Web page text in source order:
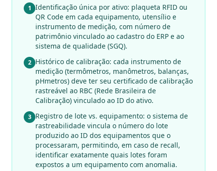
1 Identificação única por ativo: plaqueta RFID ou
QR Code em cada equipamento, utensílio e
instrumento de medição, com número de
patrimônio vinculado ao cadastro do ERP e ao
sistema de qualidade (SGQ).
2 Histórico de calibração: cada instrumento de
medição (termômetros, manômetros, balanças,
pHmetros) deve ter seu certificado de calibração
rastreável ao RBC (Rede Brasileira de
Calibração) vinculado ao ID do ativo.
3 Registro de lote vs. equipamento: o sistema de
rastreabilidade vincula o número do lote
produzido ao ID dos equipamentos que o
processaram, permitindo, em caso de recall,
identificar exatamente quais lotes foram
expostos a um equipamento com anomalia.